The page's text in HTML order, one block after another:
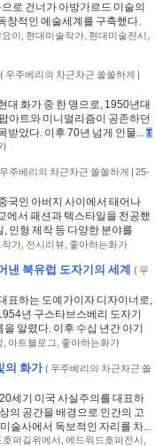
로 건너가 아방가르드 미술의
창적인 예술세계를 구축했다.
이 현대미술작가, 현대미술전시
( 우주베리의 차근차근 쏠쏠하게 |
대 화가 중 한 명으로, 1950년대
아트와 미니멀리즘이 공존하던
받았다. 이후 70년 넘게 인물...T
우주베리의 차근차근 쏠쏠하게 | 25-
국인 아버지 사이에서 태어나
에서 패션과 텍스타일을 전공했
인형 제작 등 다양한 분야를
작가, 전시리뷰 좋아하는화가
북유럽 도자기의 세계 ( 우
표하는 도예가이자 디자이너로,
년 구스타브스베리 도자기
알렸다. 이후 수십 년간 아기
아트블로그 좋아하는화가
의 화가 ( 우주베리의 차근차근 쏠
세기 미국 사실주의를 대표하
의 공간을 배경으로 인간의 고
술사에서 독보적인 자리를 차...
호퍼길위에서 에드워드호퍼전시